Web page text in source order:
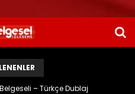
Belgeseli – Türkçe Dublaj